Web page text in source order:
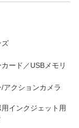
ズ
カード／USBメモリ
/アクションカメラ
用インクジェット用